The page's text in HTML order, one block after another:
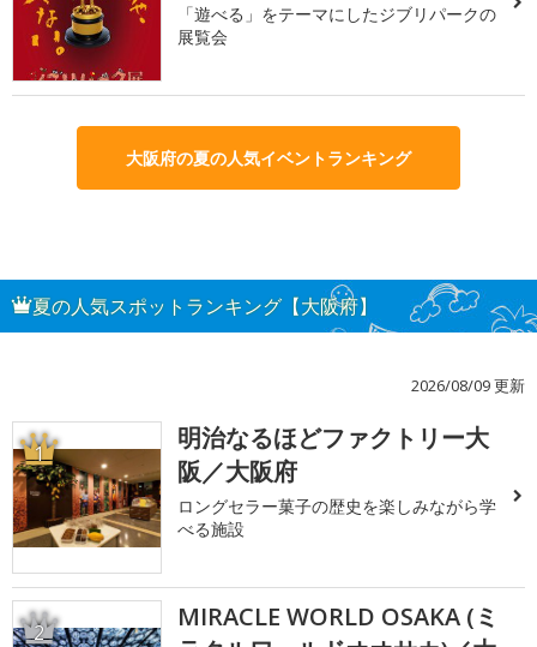
「遊べる」をテーマにしたジブリパークの
展覧会
大阪府の夏の人気イベントランキング
夏の人気スポットランキング【大阪府】
2026/08/09 更新
1
明治なるほどファクトリー大
阪／大阪府
ロングセラー菓子の歴史を楽しみながら学
べる施設
2
MIRACLE WORLD OSAKA (ミ